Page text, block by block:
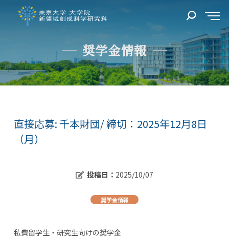
奨学金情報
直接応募: 千本財団/ 締切：2025年12月8日
（月）
投稿日： 2025/10/07
奨学金情報
私費留学生・研究生向けの奨学金